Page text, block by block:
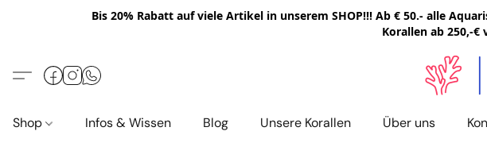
Bis 20% Rabatt auf viele Artikel in unserem SHOP!!! Ab € 50.- alle
Korallen ab 250,-
Shop Infos & Wissen Blog Unsere Korallen Über uns